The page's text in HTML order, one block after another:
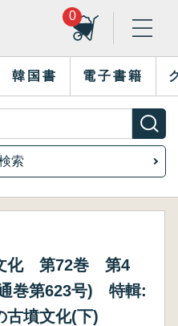
0
韓国書 電子書籍
索
化 第72巻 第4
巻第623号) 特輯:
古墳文化(下)